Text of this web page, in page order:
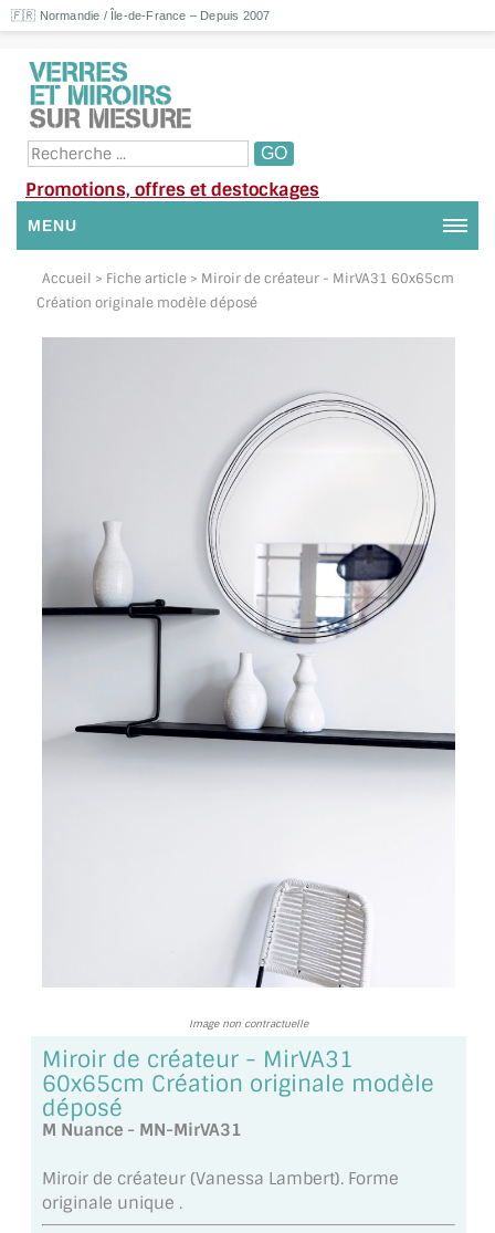
🇫🇷 Normandie / Île-de-France – Depuis 2007
Promotions, offres et destockages
MENU
NOUS CONTACTER
TOUS LES TARIFS AU M2
GUIDE : CHOIX PAR UTILISATION
INSPIRATIONS ET NOUVEAUTÉS
AMBIANCE LAITON BROSSÉ
MIROIRS VIEILLIS AMBIANCE BRASSERIE
MIROIR SUR MESURE
LOTS DE MIROIRS EN MOZAÏQUE
MIROIR PAROI DE DOUCHE
MIROIR POUR SALLE DE SPORT
MIROIR ENCADRÉ
Accueil > Fiche article > Miroir de créateur - MirVA31 60x65cm
Création originale modèle déposé
Image non contractuelle
Miroir de créateur - MirVA31
60x65cm Création originale modèle
déposé
M Nuance - MN-MirVA31
Miroir de créateur (Vanessa Lambert). Forme
originale unique .